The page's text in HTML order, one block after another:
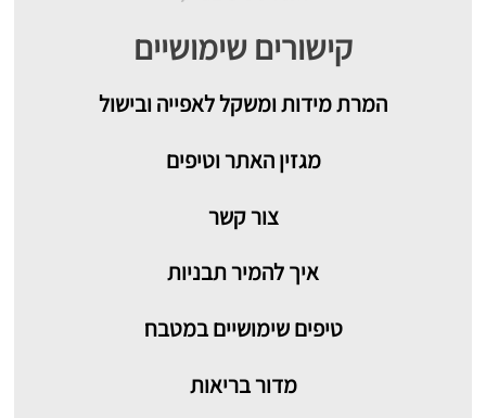
קישורים שימושיים
המרת מידות ומשקל לאפייה ובישול
מגזין האתר וטיפים
צור קשר
איך להמיר תבניות
טיפים שימושיים במטבח
מדור בריאות